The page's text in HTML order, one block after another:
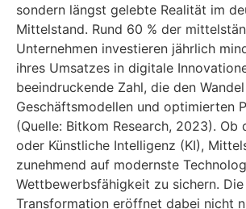
sondern längst gelebte Realität im
Mittelstand. Rund 60 % der
Unternehmen investieren jährlich
ihres Umsatzes in digitale
beeindruckende Zahl, die den
Geschäftsmodellen und optimierten
(Quelle: Bitkom Research, 2023).
oder Künstliche Intelligenz (KI),
zunehmend auf modernste
Wettbewerbsfähigkeit zu sichern.
Transformation eröffnet dabei nicht